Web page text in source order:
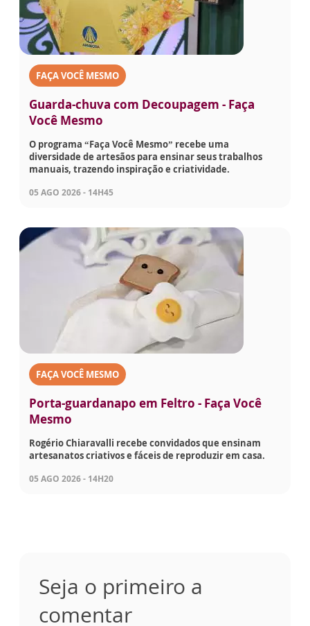
FAÇA VOCÊ MESMO
Guarda-chuva com Decoupagem - Faça
Você Mesmo
O programa “Faça Você Mesmo” recebe uma
diversidade de artesãos para ensinar seus trabalhos
manuais, trazendo inspiração e criatividade.
05 AGO 2026 - 14H45
FAÇA VOCÊ MESMO
Porta-guardanapo em Feltro - Faça Você
Mesmo
Rogério Chiaravalli recebe convidados que ensinam
artesanatos criativos e fáceis de reproduzir em casa.
05 AGO 2026 - 14H20
Seja o primeiro a
comentar